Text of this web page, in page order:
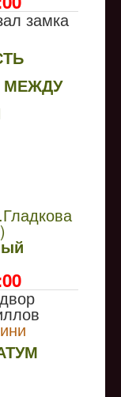
замка
МЕЖДУ